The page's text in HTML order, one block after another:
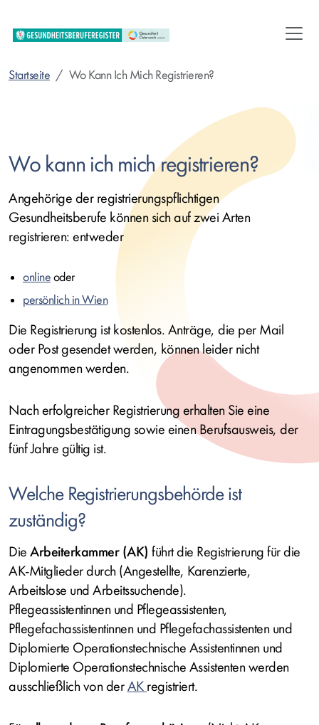
zum
Inhalt
Startseite Wo Kann Ich Mich Registrieren?
Wo kann ich mich registrieren?
Angehörige der registrierungspflichtigen
Gesundheitsberufe können sich auf zwei Arten
registrieren: entweder
onlineoder
persönlich in Wien
Die Registrierung ist kostenlos. Anträge, die per Mail
oder Post gesendet werden, können leider nicht
angenommen werden.
Nach erfolgreicher Registrierung erhalten Sie eine
Eintragungsbestätigung sowie einen Berufsausweis, der
fünf Jahre gültig ist.
Welche Registrierungsbehörde ist
zuständig?
Die Arbeiterkammer (AK) führt die Registrierung für die
AK-Mitglieder durch (Angestellte, Karenzierte,
Arbeitslose und Arbeitssuchende).
Pflegeassistentinnen und Pflegeassistenten,
Pflegefachassistentinnen und Pflegefachassistenten und
Diplomierte Operationstechnische Assistentinnen und
Diplomierte Operationstechnische Assistenten werden
ausschließlichvon derAK registriert.